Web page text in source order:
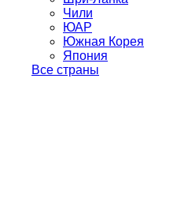
Чили
ЮАР
Южная Корея
Япония
Все страны